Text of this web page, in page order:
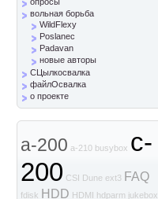
вольная борьба
WildFlexy
Poslanec
Padavan
новые авторы
СЦылкосвалка
файлОсвалка
о проекте
a-200 a-210 busybox c-
200 CSI Dune ext3 FAQ
fdisk HDD HDMI hdparm jukebox